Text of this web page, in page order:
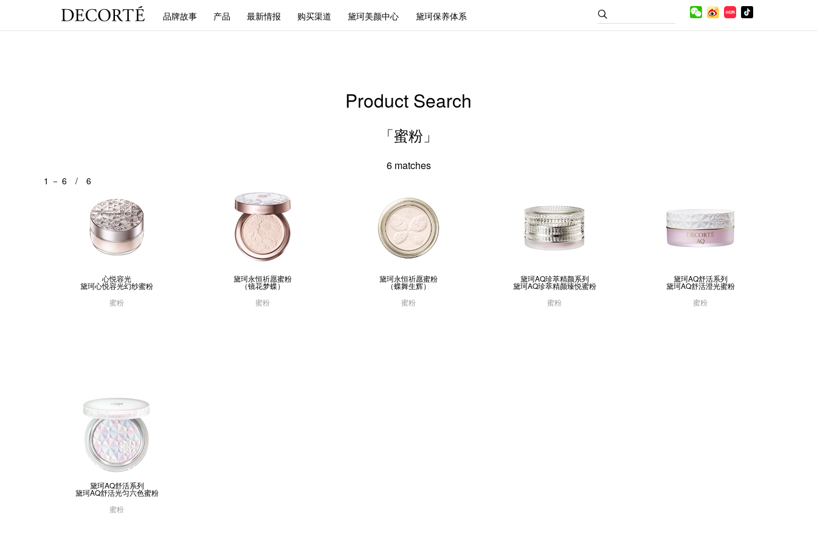
品牌故事 产品 最新情报 购买渠道 黛珂美颜中心 黛珂保养体系
Product Search
「蜜粉」
6matches
1 － 6 / 6
心悦容光
黛珂心悦容光幻纱蜜粉
蜜粉
黛珂永恒祈愿蜜粉
（镜花梦蝶）
蜜粉
黛珂永恒祈愿蜜粉
（蝶舞生辉）
蜜粉
黛珂AQ珍萃精颜系列
黛珂AQ珍萃精颜臻悦蜜粉
蜜粉
黛珂AQ舒活系列
黛珂AQ舒活澄光蜜粉
蜜粉
黛珂AQ舒活系列
黛珂AQ舒活光匀六色蜜粉
蜜粉